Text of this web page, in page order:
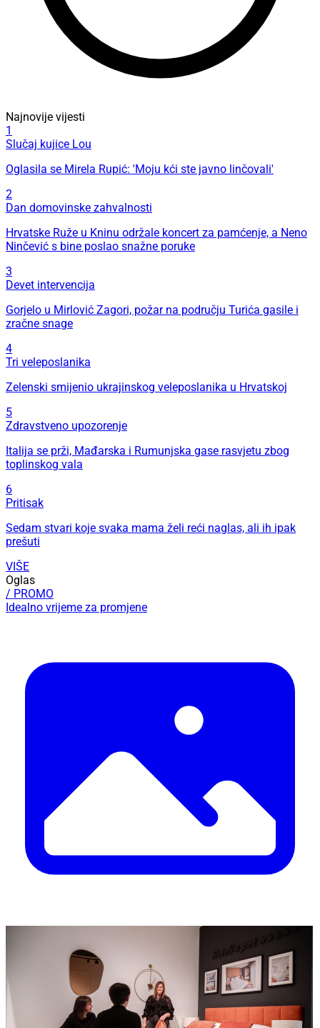
Najnovije vijesti
1
Slučaj kujice Lou
Oglasila se Mirela Rupić: 'Moju kći ste javno linčovali'
2
Dan domovinske zahvalnosti
Hrvatske Ruže u Kninu održale koncert za pamćenje, a Neno
Ninčević s bine poslao snažne poruke
3
Devet intervencija
Gorjelo u Mirlović Zagori, požar na području Turića gasile i
zračne snage
4
Tri veleposlanika
Zelenski smijenio ukrajinskog veleposlanika u Hrvatskoj
5
Zdravstveno upozorenje
Italija se prži, Mađarska i Rumunjska gase rasvjetu zbog
toplinskog vala
6
Pritisak
Sedam stvari koje svaka mama želi reći naglas, ali ih ipak
prešuti
VIŠE
Oglas
/ PROMO
Idealno vrijeme za promjene